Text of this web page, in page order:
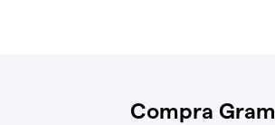
Compra Gram